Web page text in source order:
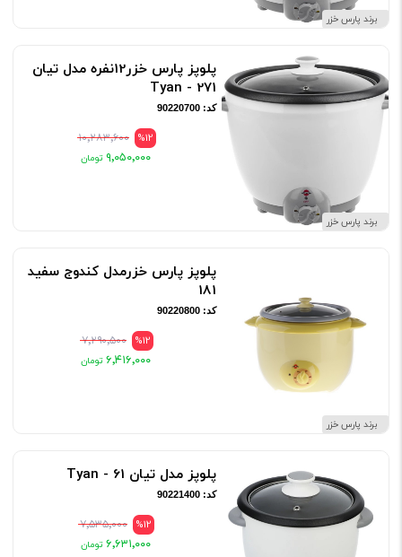
برند پارس خزر
برند پارس خزر
پلوپز پارس خزر12نفره مدل تیان
271 - Tyan
کد: 90220700
%12 ۱۰٬۲۸۳٬۶۰۰
۹٬۰۵۰٬۰۰۰
برند پارس خزر
پلوپز پارس خزرمدل کندوج سفید
181
کد: 90220800
%12 ۷٬۲۹۰٬۵۰۰
۶٬۴۱۶٬۰۰۰
پلوپز مدل تیان 61 - Tyan
کد: 90221400
%12 ۷٬۵۳۵٬۰۰۰
۶٬۶۳۱٬۰۰۰